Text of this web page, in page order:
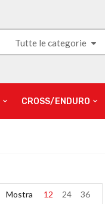
Tutte le categorie
CROSS/ENDURO
Mostra 12 24 36